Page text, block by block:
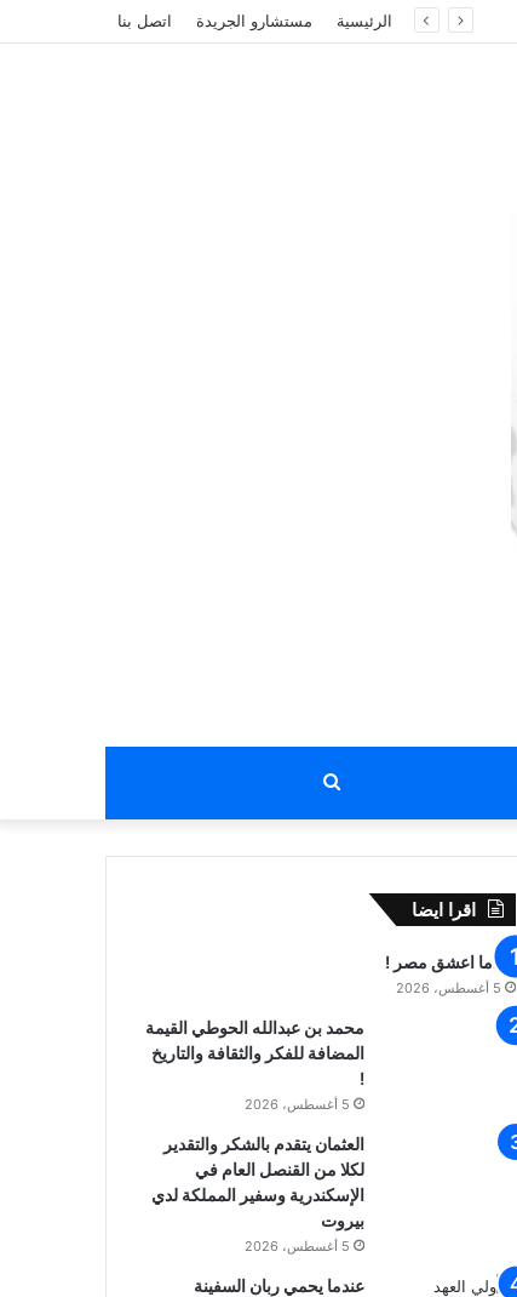
الرئيسية مستشارو الجريدة اتصل بنا
بحث
عن
اقرا ايضا
عندما اعشق مصر !
5 أغسطس، 2026
محمد بن عبدالله الحوطي القيمة
المضافة للفكر والثقافة والتاريخ
!
5 أغسطس، 2026
العثمان يتقدم بالشكر والتقدير
لكلا من القنصل العام في
الإسكندرية وسفير المملكة لدي
بيروت
5 أغسطس، 2026
عندما يحمي ربان السفينة